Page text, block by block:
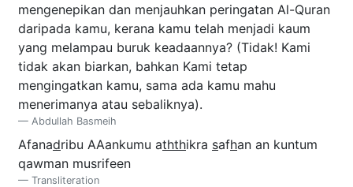
mengenepikan dan menjauhkan peringatan Al-Quran
daripada kamu, kerana kamu telah menjadi kaum
yang melampau buruk keadaannya? (Tidak! Kami
tidak akan biarkan, bahkan Kami tetap
mengingatkan kamu, sama ada kamu mahu
menerimanya atau sebaliknya).
Abdullah Basmeih
Afanadribu AAankumu aththikra safhan an kuntum
qawman musrifeen
Transliteration